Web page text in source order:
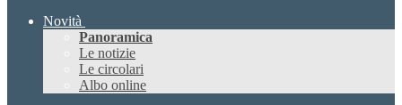
Novità
Panoramica
Le notizie
Le circolari
Albo online